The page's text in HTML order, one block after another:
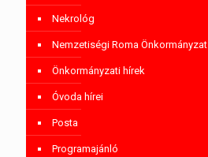
Nekrológ
Nemzetiségi Roma Önkormányzat
Önkormányzati hírek
Óvoda hírei
Posta
Programajánló